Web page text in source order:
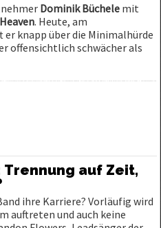
Dominik Büchele mit
. Heute, am
knapp über die Minimalhürde
offensichtlich schwächer als
Trennung auf Zeit,
ihre Karriere? Vorläufig wird
auftreten und auch keine